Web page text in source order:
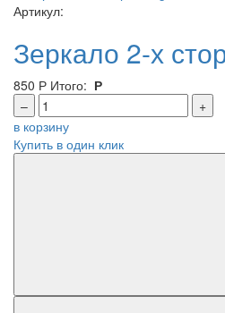
Артикул:
Зеркало 2-х
850 Р Итого: Р
–
+
в корзину
Купить в один клик